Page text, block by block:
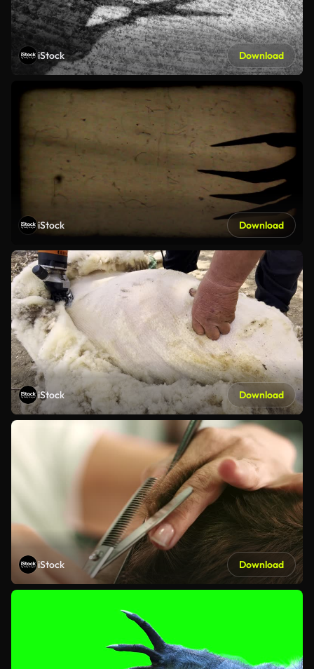
iStock Download
iStock Download
iStock Download
iStock Download